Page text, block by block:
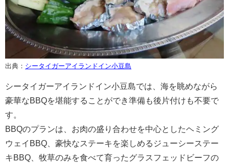
出典： シータイガーアイランドイン小豆島
シータイガーアイランドイン小豆島では、海を眺めながら
豪華なBBQを堪能することができ準備も後片付けも不要で
す。
BBQのプランは、お肉の盛り合わせを中心としたヘミング
ウェイBBQ、豪快なステーキを楽しめるジューシーステー
キBBQ、牧草のみを食べて育ったグラスフェッドビーフの